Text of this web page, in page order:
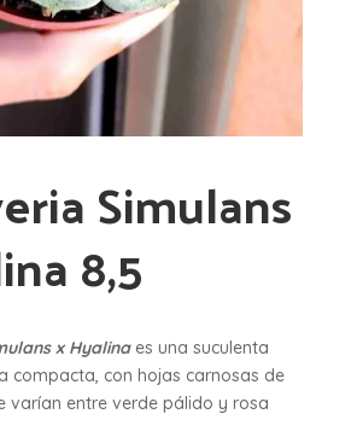
Simulans
8,5
x Hyalinaes una suculenta
compacta, con hojas carnosas de
varían entre verde pálido y rosa